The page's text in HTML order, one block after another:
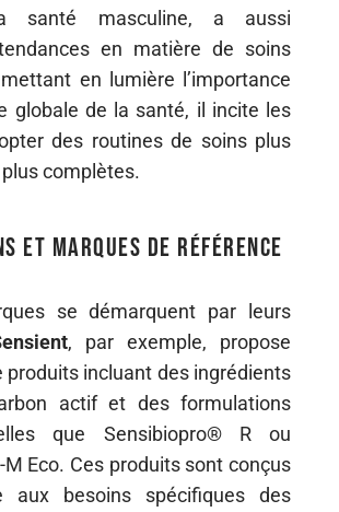
santé masculine, a aussi
en matière de soins
en lumière l’importance
globale de la santé, il incite les
des routines de soins plus
complètes.
et marques de référence
se démarquent par leurs
, par exemple, propose
produits incluant des ingrédients
actif et des formulations
que Sensibiopro® R ou
Eco. Ces produits sont conçus
aux besoins spécifiques des